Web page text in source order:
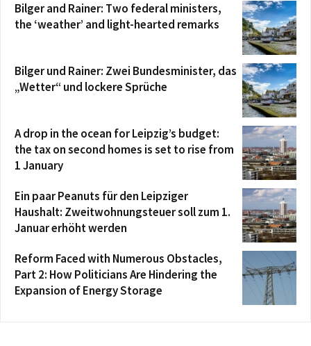
Bilger and Rainer: Two federal ministers,
the ‘weather’ and light-hearted remarks
Bilger und Rainer: Zwei Bundesminister, das
„Wetter“ und lockere Sprüche
A drop in the ocean for Leipzig’s budget:
the tax on second homes is set to rise from
1 January
Ein paar Peanuts für den Leipziger
Haushalt: Zweitwohnungsteuer soll zum 1.
Januar erhöht werden
Reform Faced with Numerous Obstacles,
Part 2: How Politicians Are Hindering the
Expansion of Energy Storage